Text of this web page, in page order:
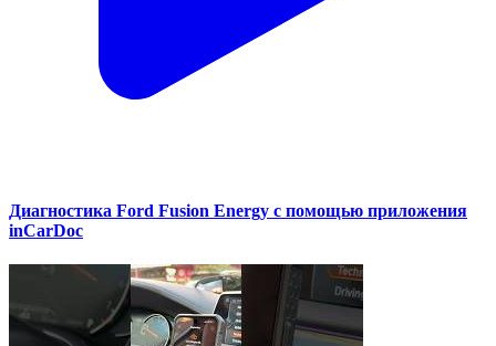
Диагностика Ford Fusion Energy с помощью приложения
inCarDoc